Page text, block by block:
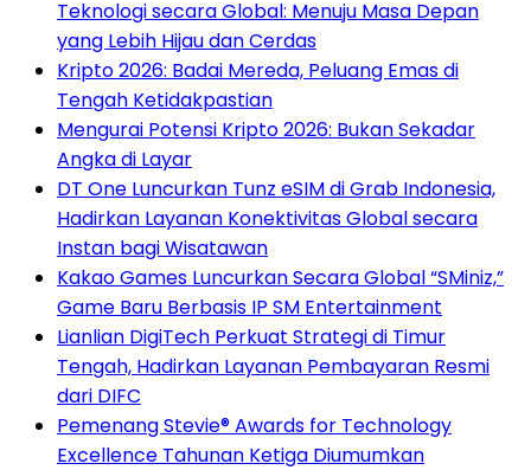
Teknologi secara Global: Menuju Masa Depan
yang Lebih Hijau dan Cerdas
Kripto 2026: Badai Mereda, Peluang Emas di
Tengah Ketidakpastian
Mengurai Potensi Kripto 2026: Bukan Sekadar
Angka di Layar
DT One Luncurkan Tunz eSIM di Grab Indonesia,
Hadirkan Layanan Konektivitas Global secara
Instan bagi Wisatawan
Kakao Games Luncurkan Secara Global “SMiniz,”
Game Baru Berbasis IP SM Entertainment
Lianlian DigiTech Perkuat Strategi di Timur
Tengah, Hadirkan Layanan Pembayaran Resmi
dari DIFC
Pemenang Stevie® Awards for Technology
Excellence Tahunan Ketiga Diumumkan